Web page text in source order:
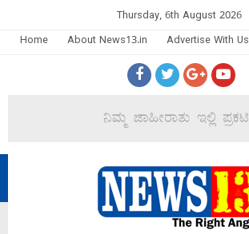
Thursday, 6th August 2026
Home
About News13.in Advertise With Us